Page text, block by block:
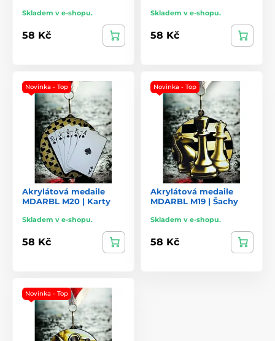
Skladem v e-shopu.
58 Kč
Skladem v e-shopu.
58 Kč
Novinka - Top
Akrylátová medaile
MDARBL M20 | Karty
Skladem v e-shopu.
58 Kč
Novinka - Top
Akrylátová medaile
MDARBL M19 | Šachy
Skladem v e-shopu.
58 Kč
Novinka - Top